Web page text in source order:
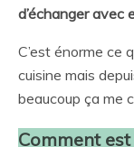
d’échanger avec
C’est énorme ce
cuisine mais
beaucoup ça me
Comment est